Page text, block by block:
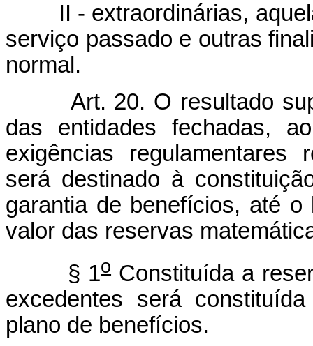
II - extraordinárias,
serviço passado e outras
normal.
Art. 20. O resultado
das entidades fechadas,
exigências regulamentares
será destinado à
garantia de benefícios, até
valor das reservas
§ 1o Constituída a
excedentes será
plano de benefícios.